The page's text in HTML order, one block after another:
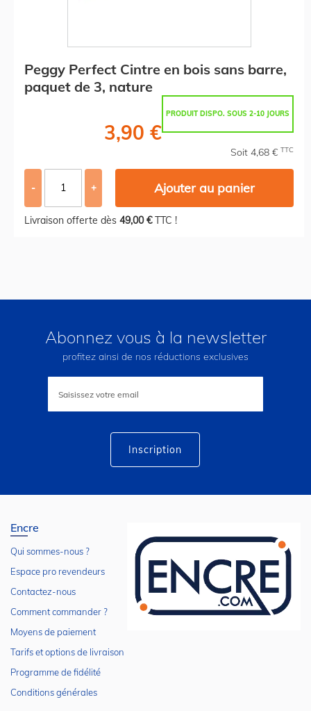
Peggy Perfect Cintre en bois sans barre,
paquet de 3, nature
PRODUIT DISPO. SOUS 2-10 JOURS
3,90 €
Soit 4,68 € TTC
- + Ajouter au panier
Livraison offerte dès 49,00 €TTC !
Abonnez vous à la newsletter
profitez ainsi de nos réductions exclusives
lettre
Inscription
Encre
Qui sommes-nous ?
Espace pro revendeurs
Contactez-nous
Comment commander ?
Moyens de paiement
Tarifs et options de livraison
Programme de fidélité
Conditions générales